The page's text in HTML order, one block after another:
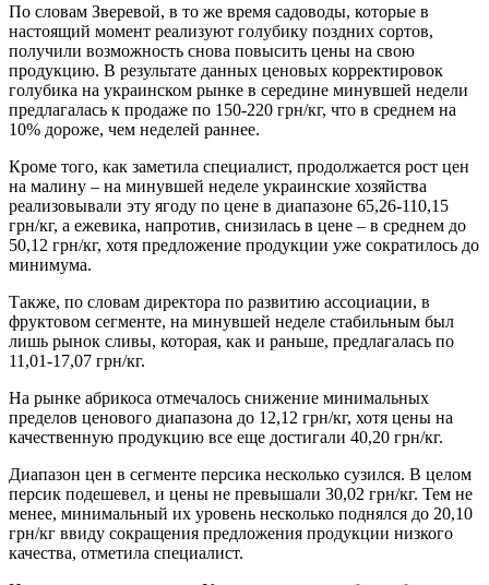
По словам Зверевой, в то же время садоводы, которые в
настоящий момент реализуют голубику поздних сортов,
получили возможность снова повысить цены на свою
продукцию. В результате данных ценовых корректировок
голубика на украинском рынке в середине минувшей недели
предлагалась к продаже по 150-220 грн/кг, что в среднем на
10% дороже, чем неделей раннее.
Кроме того, как заметила специалист, продолжается рост цен
на малину – на минувшей неделе украинские хозяйства
реализовывали эту ягоду по цене в диапазоне 65,26-110,15
грн/кг, а ежевика, напротив, снизилась в цене – в среднем до
50,12 грн/кг, хотя предложение продукции уже сократилось до
минимума.
Также, по словам директора по развитию ассоциации, в
фруктовом сегменте, на минувшей неделе стабильным был
лишь рынок сливы, которая, как и раньше, предлагалась по
11,01-17,07 грн/кг.
На рынке абрикоса отмечалось снижение минимальных
пределов ценового диапазона до 12,12 грн/кг, хотя цены на
качественную продукцию все еще достигали 40,20 грн/кг.
Диапазон цен в сегменте персика несколько сузился. В целом
персик подешевел, и цены не превышали 30,02 грн/кг. Тем не
менее, минимальный их уровень несколько поднялся до 20,10
грн/кг ввиду сокращения предложения продукции низкого
качества, отметила специалист.